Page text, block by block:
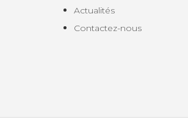
Actualités
Contactez-nous